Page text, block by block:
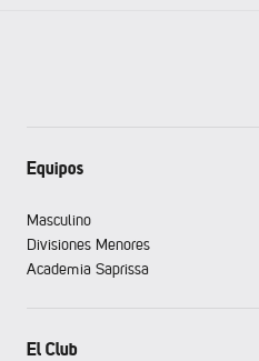
Equipos
Masculino
Divisiones Menores
Academia Saprissa
El Club